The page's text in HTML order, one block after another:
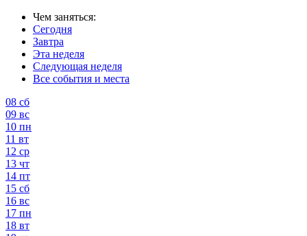
Чем заняться:
Сегодня
Завтра
Эта неделя
Следующая неделя
Все события и места
08 сб
09 вс
10 пн
11 вт
12 ср
13 чт
14 пт
15 сб
16 вс
17 пн
18 вт